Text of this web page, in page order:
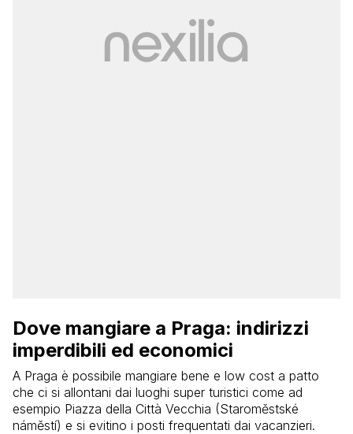
Dove mangiare a Praga: indirizzi
imperdibili ed economici
A Praga è possibile mangiare bene e low cost a patto
che ci si allontani dai luoghi super turistici come ad
esempio Piazza della Città Vecchia (Staroměstské
náměstí) e si evitino i posti frequentati dai vacanzieri.